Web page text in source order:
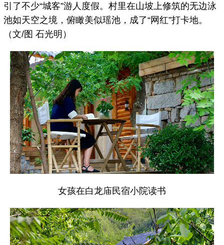
引了不少“城客”游人度假。村里在山坡上修筑的无边泳
池如天空之境，俯瞰美似瑶池，成了“网红”打卡地。
（文/图 石光明）
女孩在白龙庙民宿小院读书